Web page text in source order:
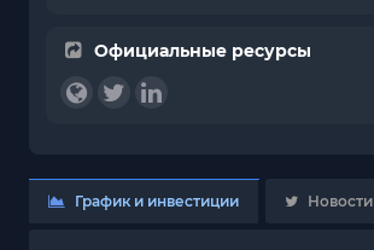
Официальные ресурсы
График и инвестиции Новости